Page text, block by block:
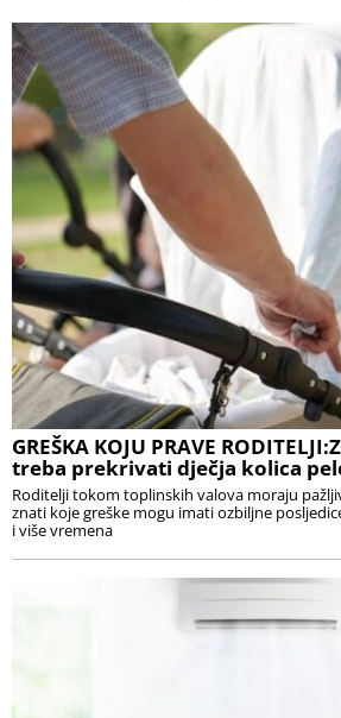
GREŠKA KOJU PRAVE
treba prekrivati dječja kolica
Roditelji tokom toplinskih valova moraju
znati koje greške mogu imati ozbiljne
i više vremena